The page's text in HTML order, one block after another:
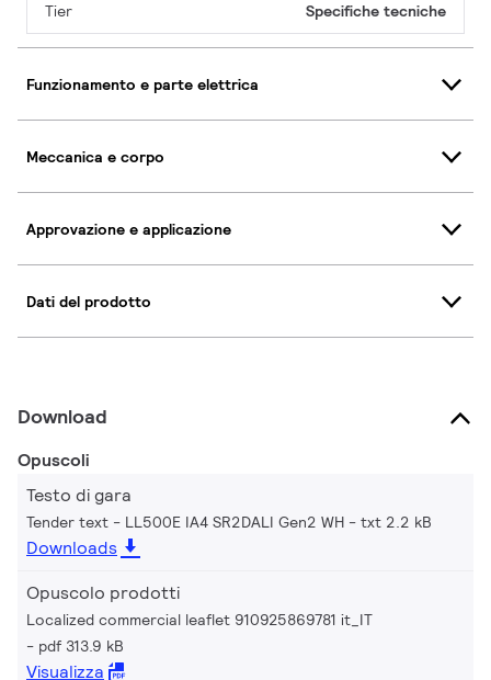
Tier Specifiche tecniche
Funzionamento e parte elettrica
Meccanica e corpo
Approvazione e applicazione
Dati del prodotto
Download
Opuscoli
Testo di gara
Tender text - LL500E IA4 SR2DALI Gen2 WH txt 2.2 kB
Downloads
Opuscolo prodotti
Localized commercial leaflet 910925869781 it_IT
pdf 313.9 kB
Visualizza